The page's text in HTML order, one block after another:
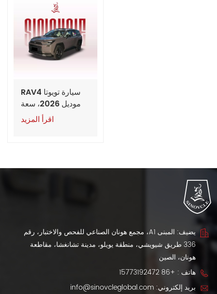
سيارة تويوتا RAV4
موديل 2026، سعة
2.0 لتر/2.5 لتر، دفع
رباعي، إصدار فاخر،
اقرأ المزيد
يضيف: المبنى A1، مجمع هونان الصناعي للفحص والاختبار، رقم
336 طريق شيويشي، منطقة يويلو، مدينة تشانغشا، مقاطعة
هونان، الصين
هاتف : +86 15773192472
بريد إلكتروني: info@sinovcleglobal.com